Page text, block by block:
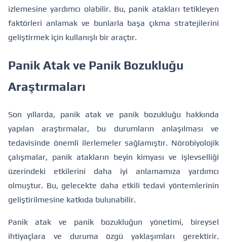
izlemesine yardımcı olabilir. Bu, panik atakları tetikleyen
faktörleri anlamak ve bunlarla başa çıkma stratejilerini
geliştirmek için kullanışlı bir araçtır.
Panik Atak ve Panik Bozukluğu
Araştırmaları
Son yıllarda, panik atak ve panik bozukluğu hakkında
yapılan araştırmalar, bu durumların anlaşılması ve
tedavisinde önemli ilerlemeler sağlamıştır. Nörobiyolojik
çalışmalar, panik atakların beyin kimyası ve işlevselliği
üzerindeki etkilerini daha iyi anlamamıza yardımcı
olmuştur. Bu, gelecekte daha etkili tedavi yöntemlerinin
geliştirilmesine katkıda bulunabilir.
Panik atak ve panik bozukluğun yönetimi, bireysel
ihtiyaçlara ve duruma özgü yaklaşımları gerektirir.